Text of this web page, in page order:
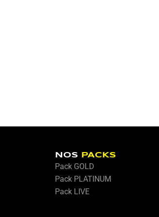
NOS PACKS
Pack GOLD
Pack PLATINUM
Pack LIVE